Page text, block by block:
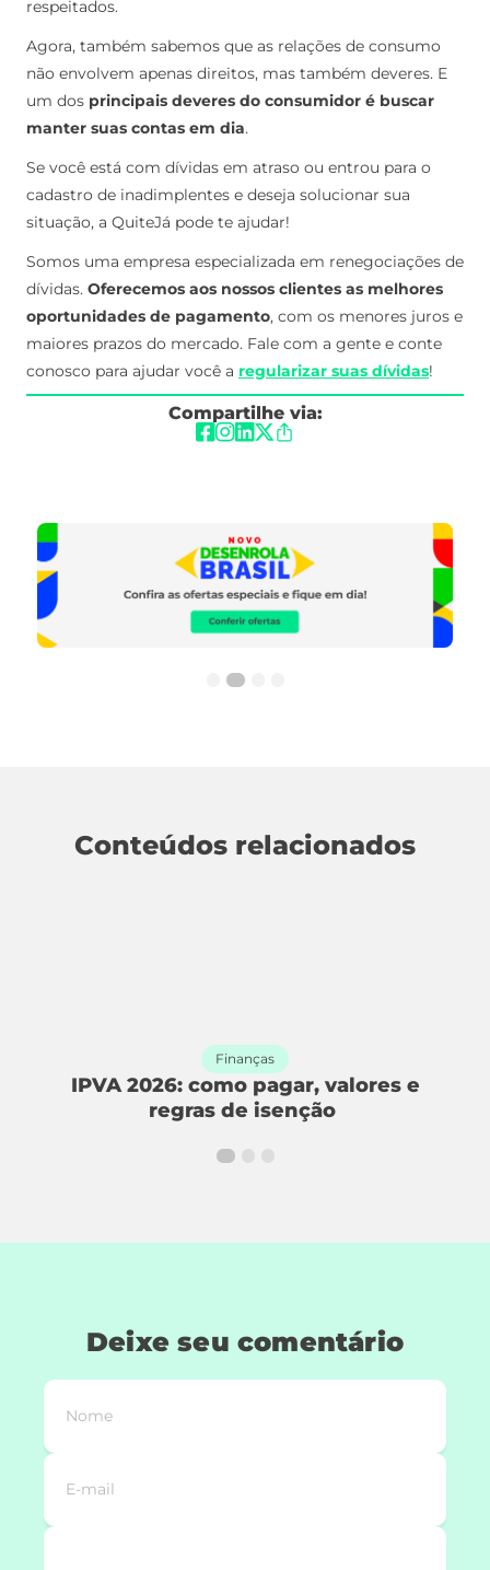
respeitados.
Agora, também sabemos que as relações de consumo
não envolvem apenas direitos, mas também deveres. E
um dos principais deveres do consumidor é buscar
manter suas contas em dia.
Se você está com dívidas em atraso ou entrou para o
cadastro de inadimplentes e deseja solucionar sua
situação, a QuiteJá pode te ajudar!
Somos uma empresa especializada em renegociações de
dívidas. Oferecemos aos nossos clientes as melhores
oportunidades de pagamento, com os menores juros e
maiores prazos do mercado. Fale com a gente e conte
conosco para ajudar você a regularizar suas dívidas!
Compartilhe via:
Conteúdos relacionados
Finanças
IPVA 2026: como pagar, valores e
regras de isenção
Deixe seu comentário